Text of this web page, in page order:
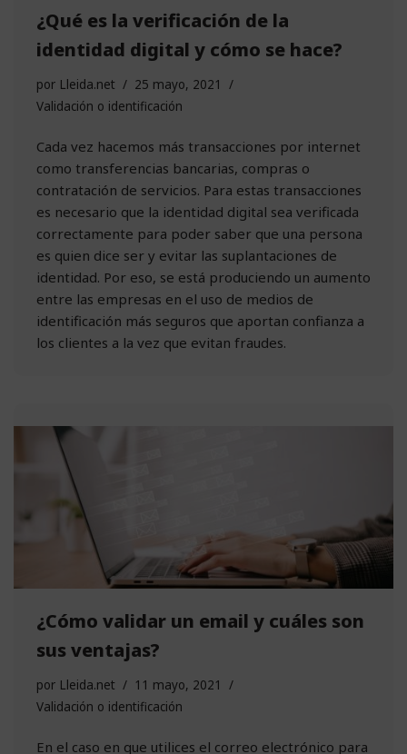
¿Qué es la verificación de la
identidad digital y cómo se hace?
por Lleida.net
25 mayo, 2021
Validación o identificación
Cada vez hacemos más transacciones por internet
como transferencias bancarias, compras o
contratación de servicios. Para estas transacciones
es necesario que la identidad digital sea verificada
correctamente para poder saber que una persona
es quien dice ser y evitar las suplantaciones de
identidad. Por eso, se está produciendo un aumento
entre las empresas en el uso de medios de
identificación más seguros que aportan confianza a
los clientes a la vez que evitan fraudes.
¿Cómo validar un email y cuáles son
sus ventajas?
por Lleida.net
11 mayo, 2021
Validación o identificación
En el caso en que utilices el correo electrónico para